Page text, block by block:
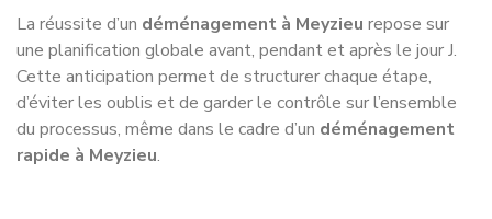
Comment reconnaître un devis de
déménagement frauduleux à Meyzieu
Un devis suspect pour un déménagement à Meyzieu
présente souvent plusieurs signaux d’alerte :